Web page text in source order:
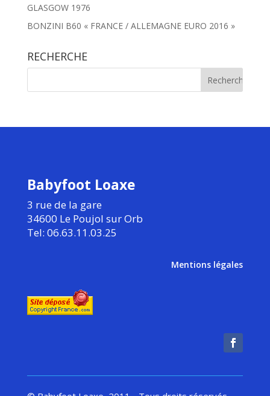
GLASGOW 1976
BONZINI B60 « FRANCE / ALLEMAGNE EURO 2016 »
RECHERCHE
Babyfoot Loaxe
3 rue de la gare
34600 Le Poujol sur Orb
Tel: 06.63.11.03.25
Mentions légales